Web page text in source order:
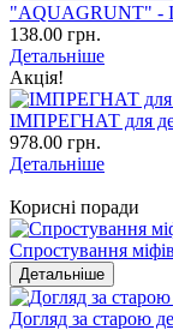
"AQUAGRUNT" -
138.00 грн.
Детальніше
Акція!
ІМПРЕГНАТ для
978.00 грн.
Детальніше
Корисні поради
Спростування
Детальніше
Догляд за старою